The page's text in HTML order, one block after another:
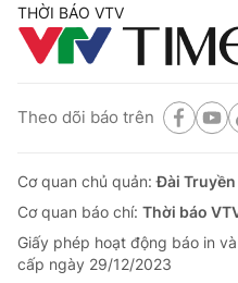
THỜI BÁO VTV
Theo dõi báo trên
Cơ quan chủ quản:Đài
Cơ quan báo chí: Thời báo
Giấy phép hoạt động báo in
cấp ngày 29/12/2023